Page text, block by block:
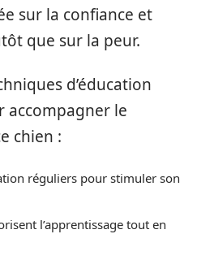
sur la confiance et
que sur la peur.
d’éducation
accompagner le
chien :
réguliers pour stimuler son
l’apprentissage tout en